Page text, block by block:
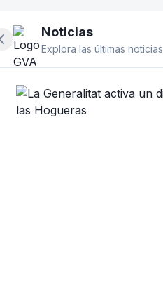
Ocultar panel lateral
Noticias
Explora las últimas noticias